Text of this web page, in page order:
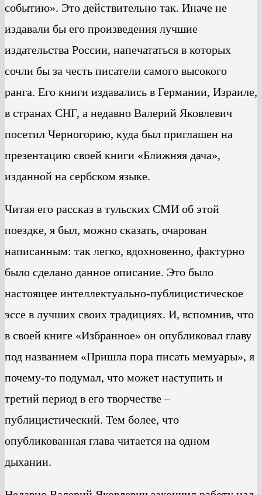
событию». Это действительно так. Иначе не
издавали бы его произведения лучшие
издательства России, напечататься в которых
сочли бы за честь писатели самого высокого
ранга. Его книги издавались в Германии, Израиле,
в странах СНГ, а недавно Валерий Яковлевич
посетил Черногорию, куда был приглашен на
презентацию своей книги «Ближняя дача»,
изданной на сербском языке.
Читая его рассказ в тульских СМИ об этой
поездке, я был, можно сказать, очарован
написанным: так легко, вдохновенно, фактурно
было сделано данное описание. Это было
настоящее интеллектуально-публицистическое
эссе в лучших своих традициях. И, вспомнив, что
в своей книге «Избранное» он опубликовал главу
под названием «Пришла пора писать мемуары», я
почему-то подумал, что может наступить и
третий период в его творчестве –
публицистический. Тем более, что
опубликованная глава читается на одном
дыхании.